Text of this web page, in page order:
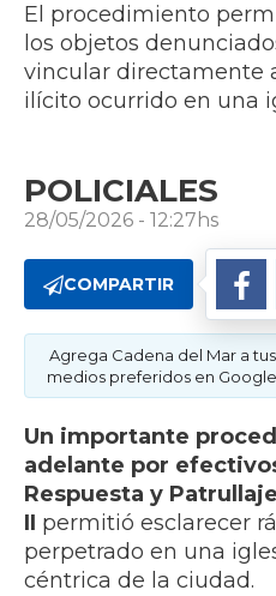
El procedimiento
los objetos
vincular directamente
ilícito ocurrido en una
POLICIALES
28/05/2026 - 12:27hs
COMPARTIR
Agrega Cadena del Mar a tus
medios preferidos en Google
Un importante
adelante por
Respuesta y
II permitió esclarecer
perpetrado en una
céntrica de la ciudad.